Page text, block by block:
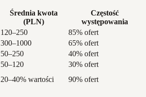
Średnia kwota
(PLN)
Częstość
występowania
120–250
85% ofert
300–1000
65% ofert
50–250
40% ofert
50–120
30% ofert
20–40% wartości 90% ofert